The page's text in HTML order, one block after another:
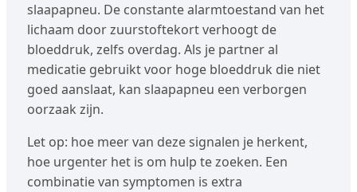
slaapapneu. De constante alarmtoestand van het
lichaam door zuurstoftekort verhoogt de
bloeddruk, zelfs overdag. Als je partner al
medicatie gebruikt voor hoge bloeddruk die niet
goed aanslaat, kan slaapapneu een verborgen
oorzaak zijn.
Let op: hoe meer van deze signalen je herkent,
hoe urgenter het is om hulp te zoeken. Een
combinatie van symptomen is extra